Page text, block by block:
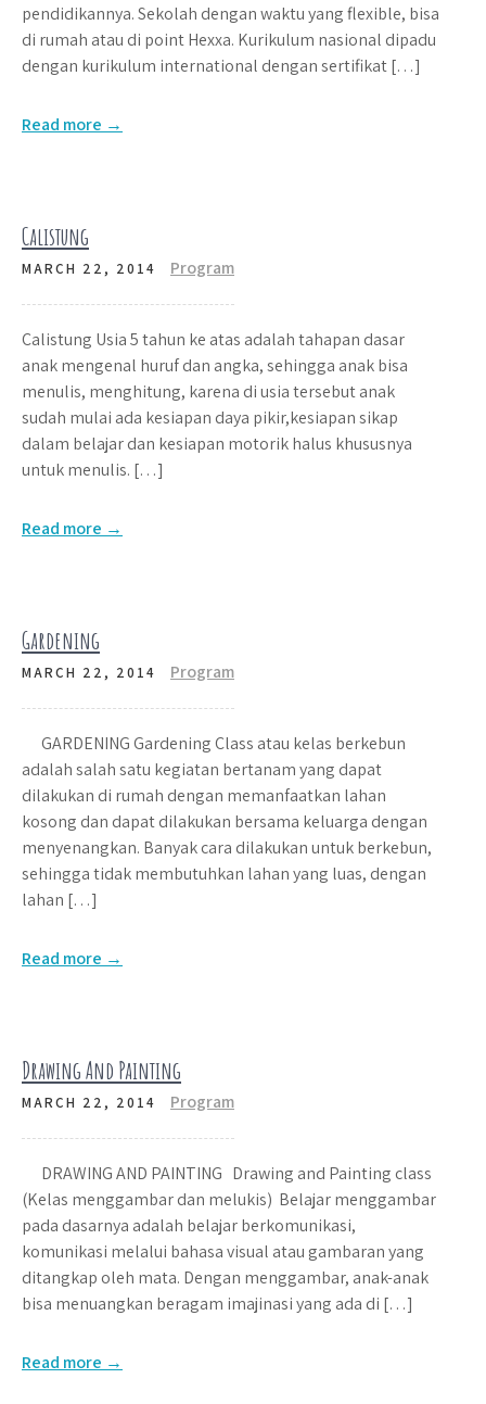
pendidikannya. Sekolah dengan waktu yang flexible, bisa
di rumah atau di point Hexxa. Kurikulum nasional dipadu
dengan kurikulum international dengan sertifikat […]
Read more →
Calistung
MARCH 22, 2014 Program
Calistung Usia 5 tahun ke atas adalah tahapan dasar
anak mengenal huruf dan angka, sehingga anak bisa
menulis, menghitung, karena di usia tersebut anak
sudah mulai ada kesiapan daya pikir,kesiapan sikap
dalam belajar dan kesiapan motorik halus khususnya
untuk menulis. […]
Read more →
Gardening
MARCH 22, 2014 Program
GARDENING Gardening Class atau kelas berkebun
adalah salah satu kegiatan bertanam yang dapat
dilakukan di rumah dengan memanfaatkan lahan
kosong dan dapat dilakukan bersama keluarga dengan
menyenangkan. Banyak cara dilakukan untuk berkebun,
sehingga tidak membutuhkan lahan yang luas, dengan
lahan […]
Read more →
Drawing And Painting
MARCH 22, 2014 Program
DRAWING AND PAINTING Drawing and Painting class
(Kelas menggambar dan melukis) Belajar menggambar
pada dasarnya adalah belajar berkomunikasi,
komunikasi melalui bahasa visual atau gambaran yang
ditangkap oleh mata. Dengan menggambar, anak-anak
bisa menuangkan beragam imajinasi yang ada di […]
Read more →